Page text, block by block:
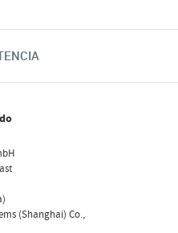
(Shanghai) Co.,